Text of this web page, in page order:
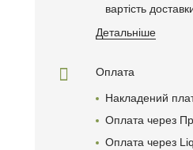
вартість
Детальніше
Оплата
Накладений
Оплата через
Оплата через